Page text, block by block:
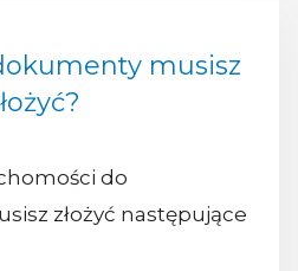
musisz
do
złożyć następujące